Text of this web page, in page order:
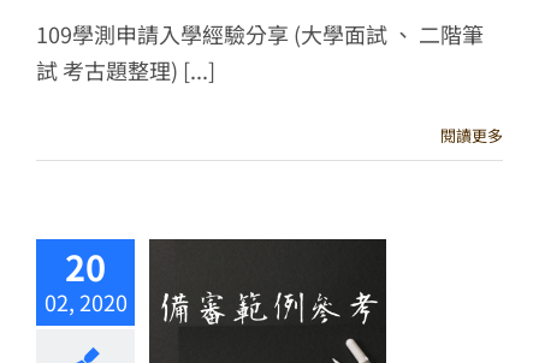
109學測申請入學經驗分享 (大學面試 、 二階筆
試 考古題整理) [...]
閱讀更多
20
02, 2020